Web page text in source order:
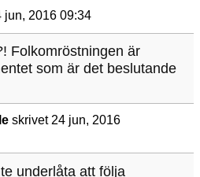
jun, 2016 09:34
Folkomröstningen är
som är det beslutande
skrivet 24 jun, 2016
underlåta att följa